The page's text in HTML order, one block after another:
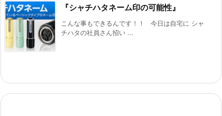
『シャチハタネーム印の可能性』
こんな事もできるんです！！ 今日は自宅に シャ
チハタの社員さん招い ...